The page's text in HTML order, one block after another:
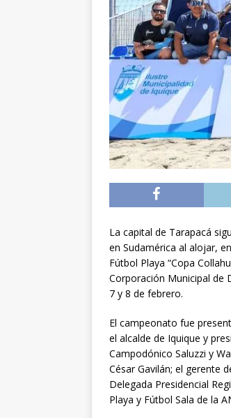
La capital de Tarapacá
en Sudamérica al alojar,
Fútbol Playa “Copa
Corporación Municipal de
7 y 8 de febrero.
El campeonato fue
el alcalde de Iquique y
Campodónico Saluzzi y
César Gavilán; el gerente
Delegada Presidencial
Playa y Fútbol Sala de la